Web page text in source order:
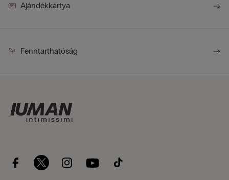
Ajándékkártya
Fenntarthatóság